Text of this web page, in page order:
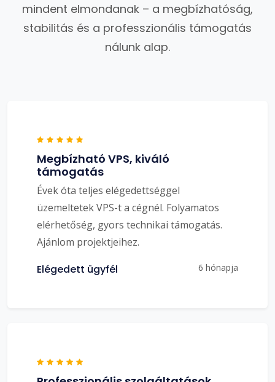
mindent elmondanak – a megbízhatóság,
stabilitás és a professzionális támogatás
nálunk alap.
Megbízható VPS, kiváló
támogatás
Évek óta teljes elégedettséggel
üzemeltetek VPS-t a cégnél. Folyamatos
elérhetőség, gyors technikai támogatás.
Ajánlom projektjeihez.
Elégedett ügyfél 6 hónapja